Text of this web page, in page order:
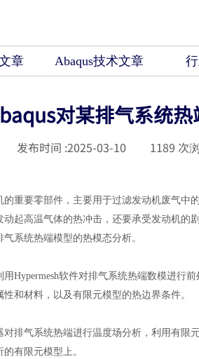
章 Abaqus技术文章
对某排气系统
发布时间 :2025-03-10 1189 次
重要零部件，主要用于过滤发动机废气
起高温气体的热冲击，还要承受发动机
系统热端模型的热模态分析。
用Hypermesh软件对排气系统热端数模进行
和材料，以及有限元模型的热边界条件。
对排气系统热端进行温度场分析，利用有
有限元模型上。